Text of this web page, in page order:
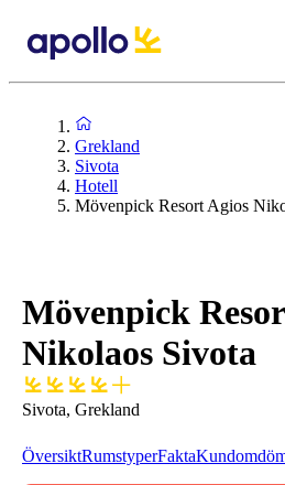
Grekland
Sivota
Hotell
Mövenpick Resort Agios
Mövenpick
Nikolaos Sivota
Sivota, Grekland
ÖversiktRumstyperFakta